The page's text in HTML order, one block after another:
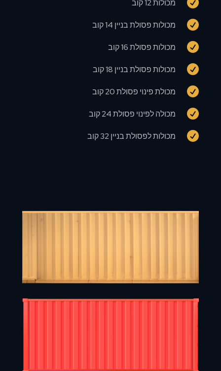
מכולות 12 קוב
 מכולות פסולת בניין 14 קוב
 מכולות פסולת 16 קוב
 מכולות פסולת בניין 18 קוב
 מכולת פינוי פסולת 20 קוב
 מכולה לפינוי פסולת 24 קוב
 מכולות לפסולת בניין 32 קוב